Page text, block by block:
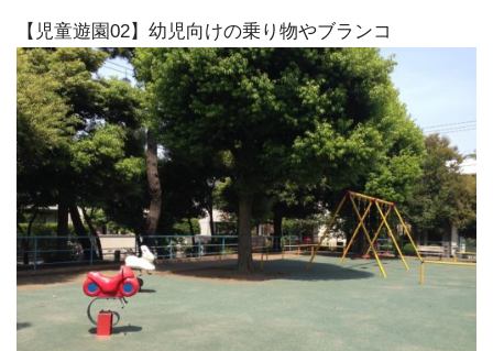
【児童遊園02】幼児向けの乗り物やブランコ